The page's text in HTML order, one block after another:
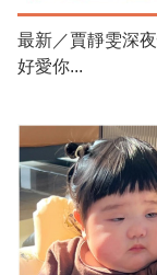
最新／賈靜雯深
好愛你...